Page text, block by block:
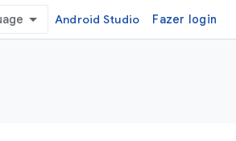
Android Studio Fazer login